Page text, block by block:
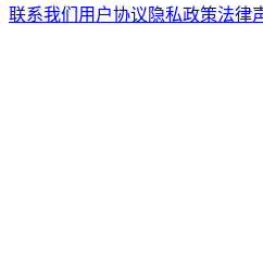
联系我们 用户协议 隐私政策法律